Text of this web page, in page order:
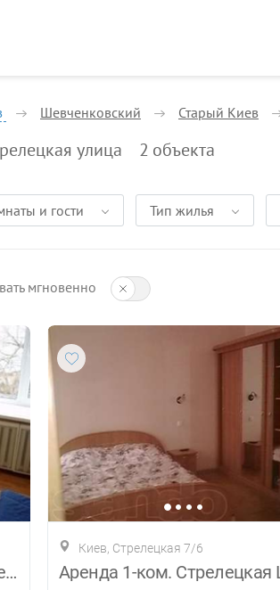
Шевченковский Старый Киев
улица 2 объекта
и гости Тип жилья
мгновенно
Посуточно квартира в центре Киева
Киев, Стрелецкая 7/6